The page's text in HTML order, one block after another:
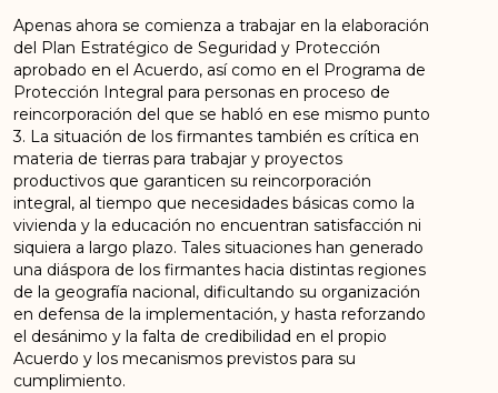
Apenas ahora se comienza a trabajar en la elaboración
del Plan Estratégico de Seguridad y Protección
aprobado en el Acuerdo, así como en el Programa de
Protección Integral para personas en proceso de
reincorporación del que se habló en ese mismo punto
3. La situación de los firmantes también es crítica en
materia de tierras para trabajar y proyectos
productivos que garanticen su reincorporación
integral, al tiempo que necesidades básicas como la
vivienda y la educación no encuentran satisfacción ni
siquiera a largo plazo. Tales situaciones han generado
una diáspora de los firmantes hacia distintas regiones
de la geografía nacional, dificultando su organización
en defensa de la implementación, y hasta reforzando
el desánimo y la falta de credibilidad en el propio
Acuerdo y los mecanismos previstos para su
cumplimiento.